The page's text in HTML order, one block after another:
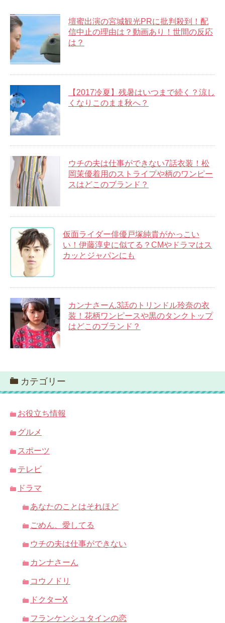
壇蜜出演の宮城観光PRに批判殺到！配
信中止の理由は？動画あり！世間の反応
は？
【2017冷夏】残暑はいつまで続く？涼し
くなりこのまま秋へ？
ウチの夫は仕事ができない7話衣装！松
岡茉優着用のストライプや柄のワンピー
スはどこのブランド？
仮面ライダー俳優戸塚純貴がかっこい
い！伊藤淳史に似てる？CMやドラマはス
カッとジャパンにも
カンナさーん3話のトリンドル玲奈の衣
装！花柄ワンピースや黒のタンクトップ
はどこのブランド？
カテゴリー
お役立ち情報
グルメ
スポーツ
テレビ
ドラマ
あなたのことはそれほど
ごめん、愛してる
ウチの夫は仕事ができない
カンナさーん
コウノドリ
ドクターX
フランケンシュタインの恋